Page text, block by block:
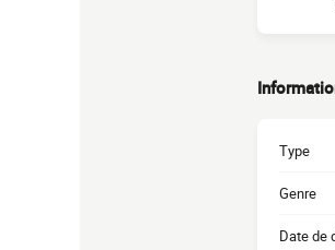
Type
Genre
Date de